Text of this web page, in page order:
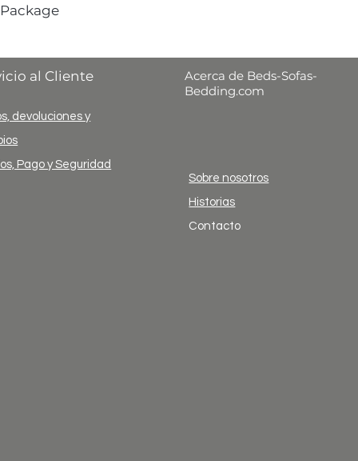
al Cliente
devoluciones y
Pago y Seguridad
Acerca de Beds-Sofas-
Bedding.com
Sobre nosotros
Historias
Contacto